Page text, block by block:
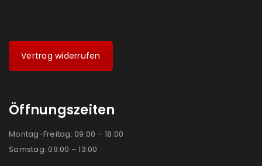
Vertrag widerrufen
Öffnungszeiten
Montag-Freitag: 09:00 – 18:00
Samstag: 09:00 – 13:00